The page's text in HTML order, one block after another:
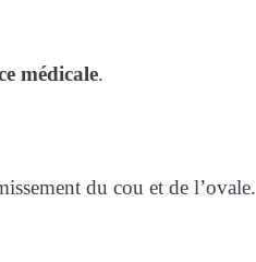
médicale.
du cou et de l’ovale.